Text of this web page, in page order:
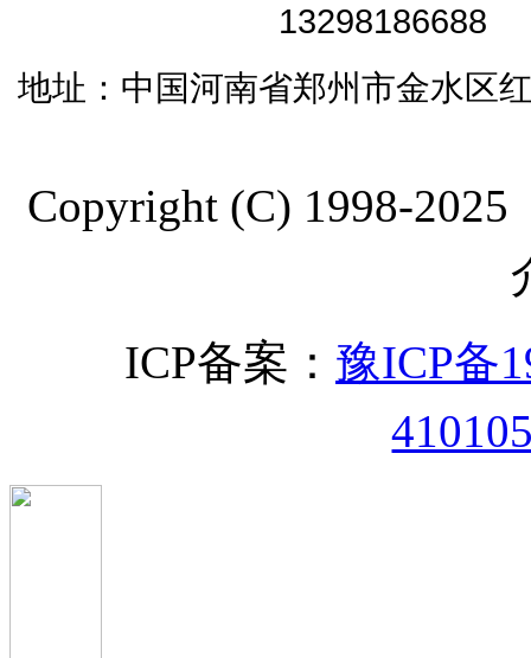
13298186688
地址： 中国河南省郑州市金水区
Copyright (C) 1998-
ICP备案： 豫ICP备